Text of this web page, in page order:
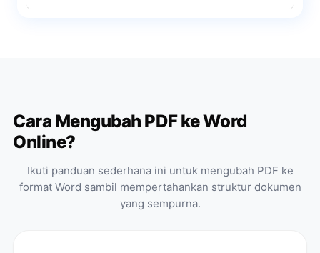
Cara Mengubah PDF ke Word
Online?
Ikuti panduan sederhana ini untuk mengubah PDF ke
format Word sambil mempertahankan struktur dokumen
yang sempurna.